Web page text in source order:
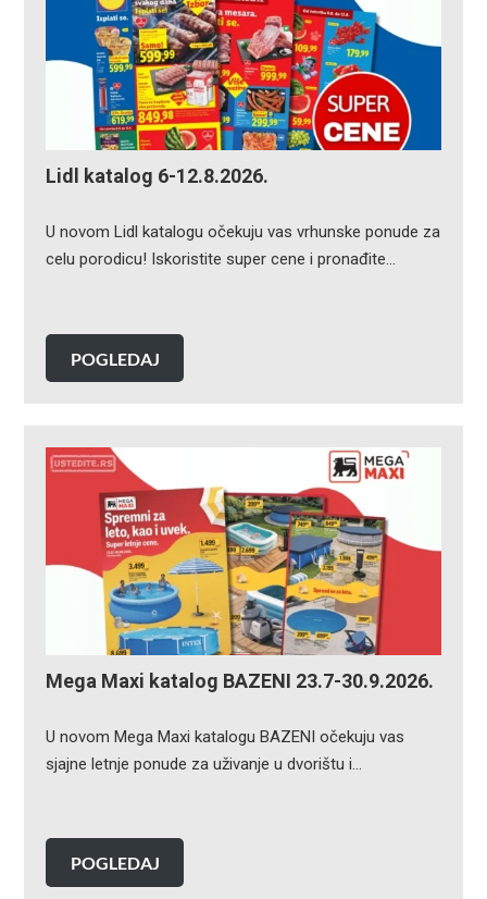
Lidl katalog 6-12.8.2026.
U novom Lidl katalogu očekuju vas vrhunske ponude za
celu porodicu! Iskoristite super cene i pronađite…
POGLEDAJ
Mega Maxi katalog BAZENI 23.7-30.9.2026.
U novom Mega Maxi katalogu BAZENI očekuju vas
sjajne letnje ponude za uživanje u dvorištu i…
POGLEDAJ